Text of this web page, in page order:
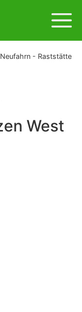
- Raststätte
West